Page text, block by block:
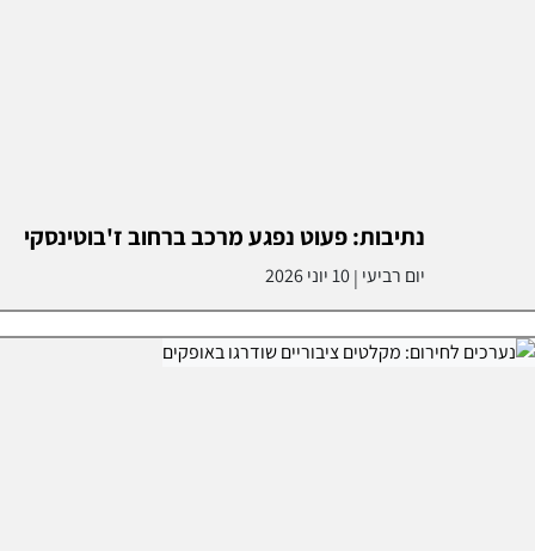
נתיבות: פעוט נפגע מרכב ברחוב ז'בוטינסקי
יום רביעי |10 יוני 2026